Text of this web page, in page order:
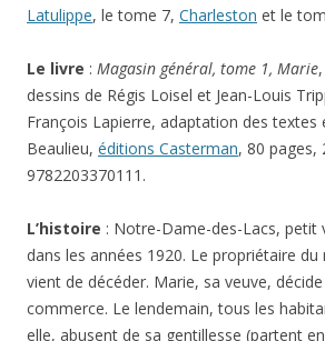
Latulippe, le tome 7, Charleston et le
Le livre : Magasin général, tome 1, Marie
dessins de Régis Loisel et Jean-Louis
François Lapierre, adaptation des textes
Beaulieu, éditions Casterman, 80 pages,
9782203370111.
L’histoire : Notre-Dame-des-Lacs, petit
dans les années 1920. Le propriétaire du
vient de décéder. Marie, sa veuve,
commerce. Le lendemain, tous les
elle, abusent de sa gentillesse (partent